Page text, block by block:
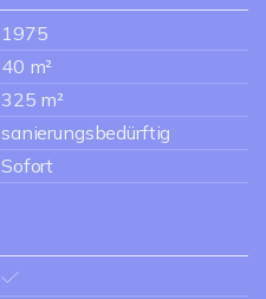
1975
40 m²
325 m²
sanierungsbedürftig
Sofort